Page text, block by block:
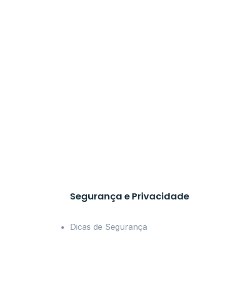
Segurança e Privacidade
Dicas de Segurança